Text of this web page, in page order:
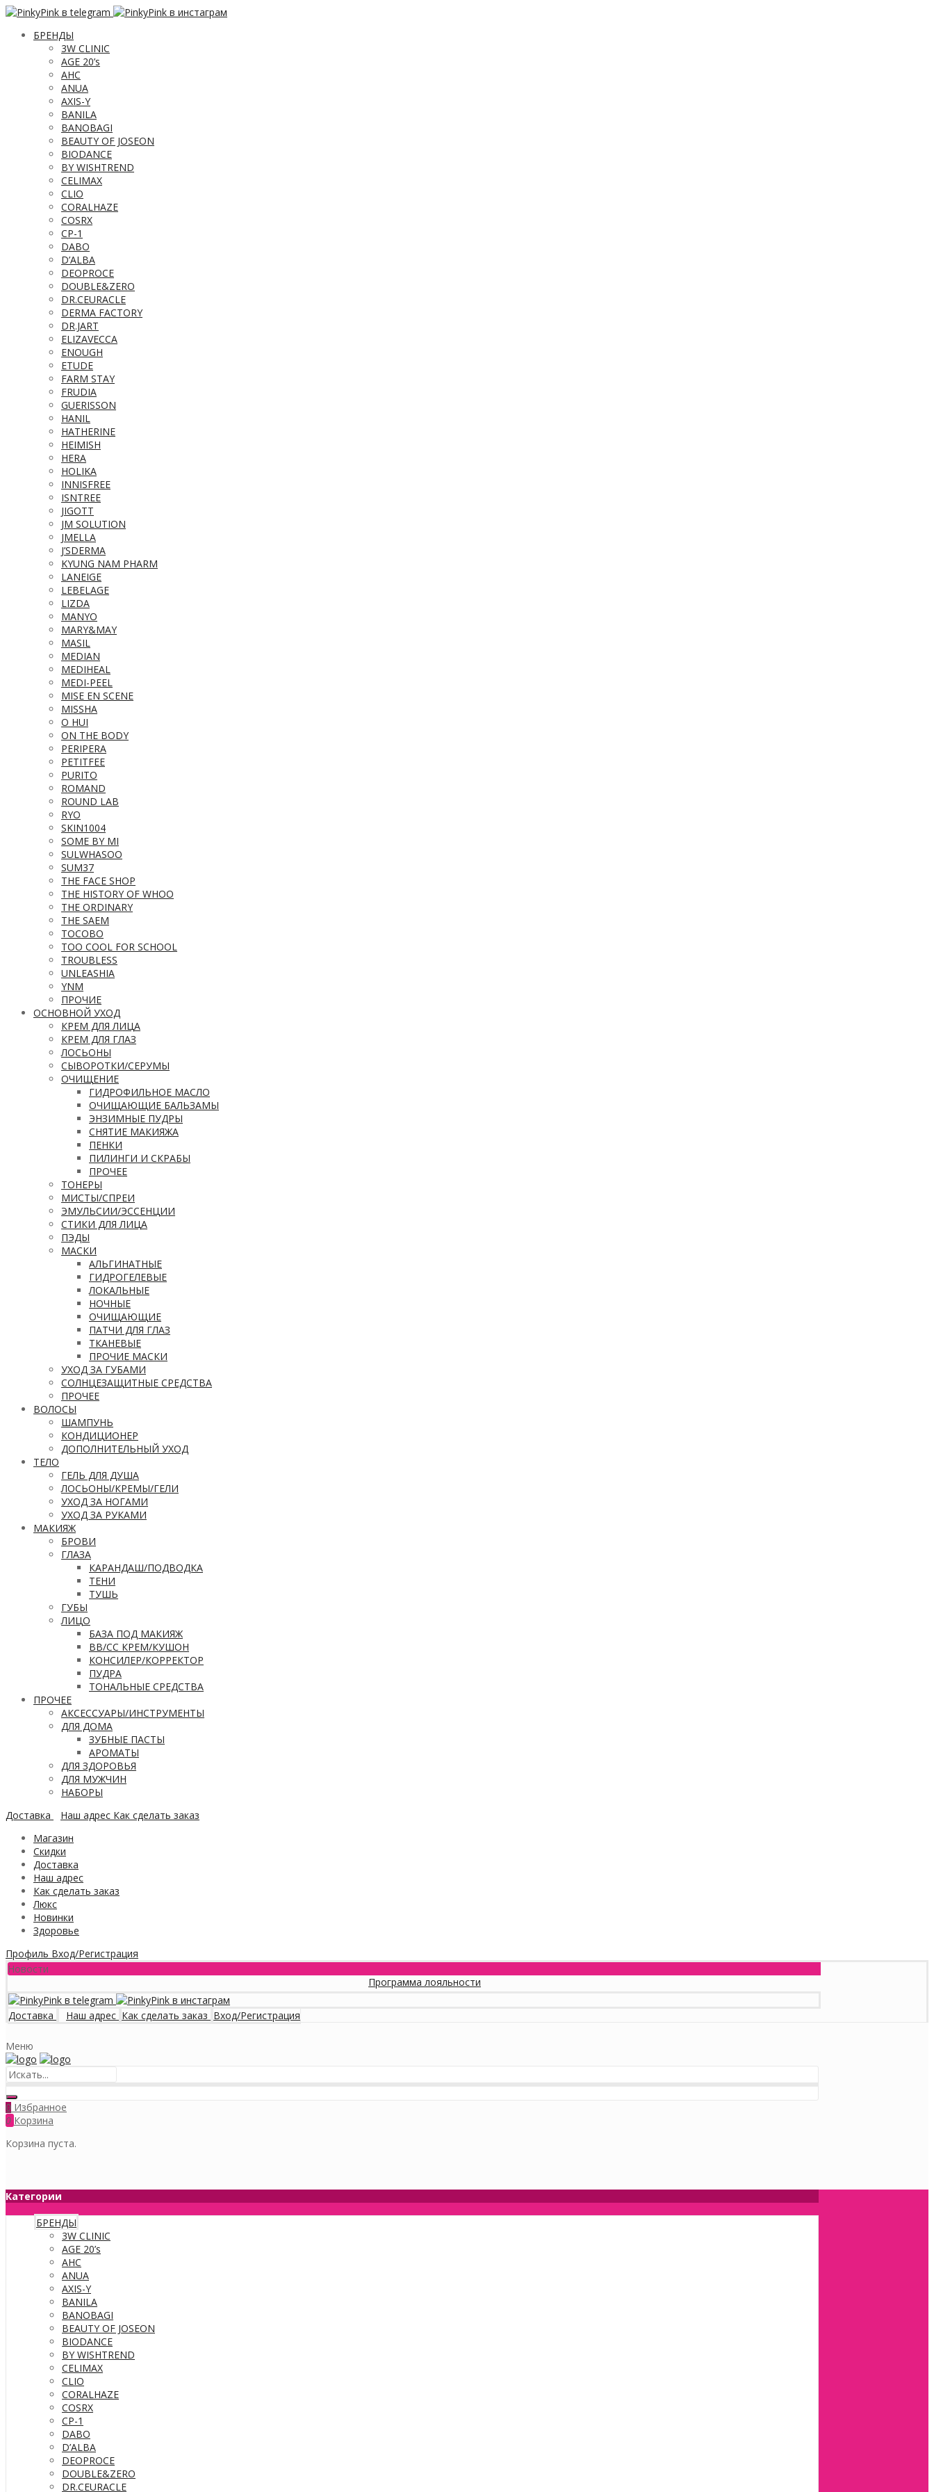
БРЕНДЫ
3W CLINIC
AGE 20’s
AHC
ANUA
AXIS-Y
BANILA
BANOBAGI
BEAUTY OF JOSEON
BIODANCE
BY WISHTREND
CELIMAX
CLIO
CORALHAZE
COSRX
CP-1
DABO
D’ALBA
DEOPROCE
DOUBLE&ZERO
DR.CEURACLE
DERMA FACTORY
DR.JART
ELIZAVECCA
ENOUGH
ETUDE
FARM STAY
FRUDIA
GUERISSON
HANIL
HATHERINE
HEIMISH
HERA
HOLIKA
INNISFREE
ISNTREE
JIGOTT
JM SOLUTION
JMELLA
J’SDERMA
KYUNG NAM PHARM
LANEIGE
LEBELAGE
LIZDA
MANYO
MARY&MAY
MASIL
MEDIAN
MEDIHEAL
MEDI-PEEL
MISE EN SCENE
MISSHA
O HUI
ON THE BODY
PERIPERA
PETITFEE
PURITO
ROMAND
ROUND LAB
RYO
SKIN1004
SOME BY MI
SULWHASOO
SUM37
THE FACE SHOP
THE HISTORY OF WHOO
THE ORDINARY
THE SAEM
TOCOBO
TOO COOL FOR SCHOOL
TROUBLESS
UNLEASHIA
YNM
ПРОЧИЕ
ОСНОВНОЙ УХОД
КРЕМ ДЛЯ ЛИЦА
КРЕМ ДЛЯ ГЛАЗ
ЛОСЬОНЫ
СЫВОРОТКИ/СЕРУМЫ
ОЧИЩЕНИЕ
ГИДРОФИЛЬНОЕ МАСЛО
ОЧИЩАЮЩИЕ БАЛЬЗАМЫ
ЭНЗИМНЫЕ ПУДРЫ
СНЯТИЕ МАКИЯЖА
ПЕНКИ
ПИЛИНГИ И СКРАБЫ
ПРОЧЕЕ
ТОНЕРЫ
МИСТЫ/СПРЕИ
ЭМУЛЬСИИ/ЭССЕНЦИИ
СТИКИ ДЛЯ ЛИЦА
ПЭДЫ
МАСКИ
АЛЬГИНАТНЫЕ
ГИДРОГЕЛЕВЫЕ
ЛОКАЛЬНЫЕ
НОЧНЫЕ
ОЧИЩАЮЩИЕ
ПАТЧИ ДЛЯ ГЛАЗ
ТКАНЕВЫЕ
ПРОЧИЕ МАСКИ
УХОД ЗА ГУБАМИ
СОЛНЦЕЗАЩИТНЫЕ СРЕДСТВА
ПРОЧЕЕ
ВОЛОСЫ
ШАМПУНЬ
КОНДИЦИОНЕР
ДОПОЛНИТЕЛЬНЫЙ УХОД
ТЕЛО
ГЕЛЬ ДЛЯ ДУША
ЛОСЬОНЫ/КРЕМЫ/ГЕЛИ
УХОД ЗА НОГАМИ
УХОД ЗА РУКАМИ
МАКИЯЖ
БРОВИ
ГЛАЗА
КАРАНДАШ/ПОДВОДКА
ТЕНИ
ТУШЬ
ГУБЫ
ЛИЦО
БАЗА ПОД МАКИЯЖ
ВВ/CC КРЕМ/КУШОН
КОНСИЛЕР/КОРРЕКТОР
ПУДРА
ТОНАЛЬНЫЕ СРЕДСТВА
ПРОЧЕЕ
АКСЕССУАРЫ/ИНСТРУМЕНТЫ
ДЛЯ ДОМА
ЗУБНЫЕ ПАСТЫ
АРОМАТЫ
ДЛЯ ЗДОРОВЬЯ
ДЛЯ МУЖЧИН
НАБОРЫ
Доставка
Наш адрес Как сделать заказ
Магазин
Скидки
Доставка
Наш адрес
Как сделать заказ
Люкс
Новинки
Здоровье
Профиль Вход/Регистрация
Новости
Программа лояльности
Доставка Наш адрес Как сделать заказ Вход/Регистрация
Меню
0 Избранное
0 Корзина
Корзина пуста.
Категории
БРЕНДЫ
3W CLINIC
AGE 20’s
AHC
ANUA
AXIS-Y
BANILA
BANOBAGI
BEAUTY OF JOSEON
BIODANCE
BY WISHTREND
CELIMAX
CLIO
CORALHAZE
COSRX
CP-1
DABO
D’ALBA
DEOPROCE
DOUBLE&ZERO
DR.CEURACLE